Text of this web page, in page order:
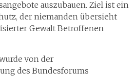
auszubauen. Ziel ist ein
der niemanden übersieht
Gewalt Betroffenen
von der
des Bundesforums